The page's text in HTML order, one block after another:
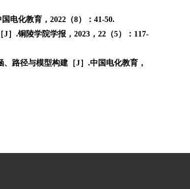
电化教育，2022（8）：41-50.
］.铜陵学院学报，2023，22（5）：117-
路径与模型构建［J］.中国电化教育，